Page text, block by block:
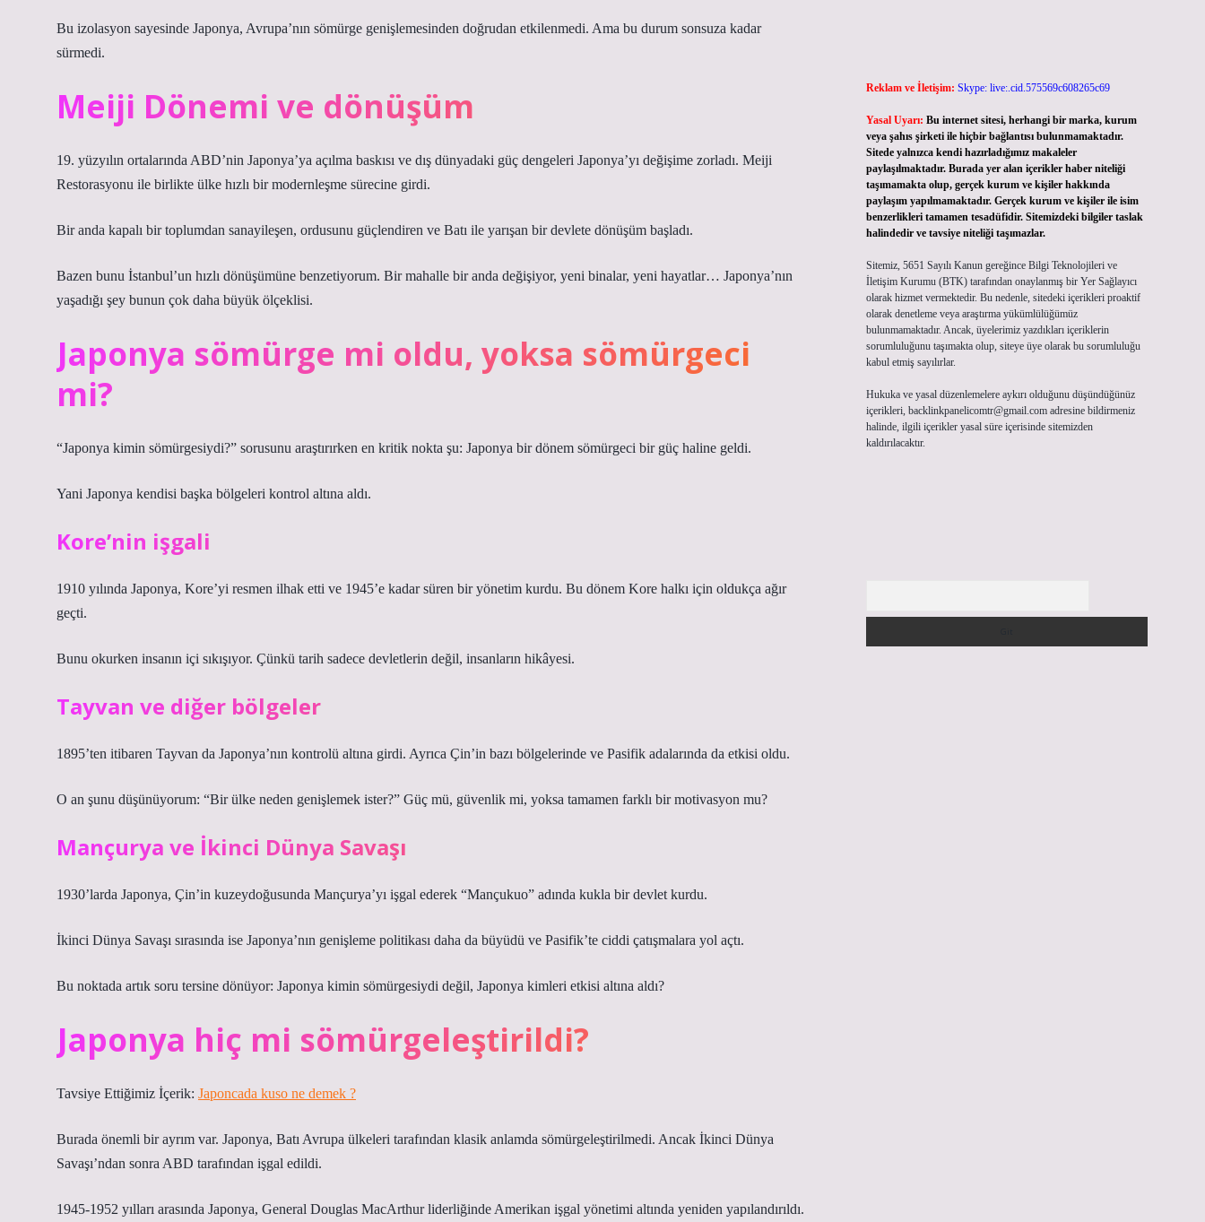
Bu izolasyon sayesinde Japonya, Avrupa’nın sömürge genişlemesinden doğrudan etkilenmedi. Ama bu durum sonsuza kadar
sürmedi.
Meiji Dönemi ve dönüşüm
19. yüzyılın ortalarında ABD’nin Japonya’ya açılma baskısı ve dış dünyadaki güç dengeleri Japonya’yı değişime zorladı. Meiji
Restorasyonu ile birlikte ülke hızlı bir modernleşme sürecine girdi.
Bir anda kapalı bir toplumdan sanayileşen, ordusunu güçlendiren ve Batı ile yarışan bir devlete dönüşüm başladı.
Bazen bunu İstanbul’un hızlı dönüşümüne benzetiyorum. Bir mahalle bir anda değişiyor, yeni binalar, yeni hayatlar… Japonya’nın
yaşadığı şey bunun çok daha büyük ölçeklisi.
Japonya sömürge mi oldu, yoksa sömürgeci
mi?
“Japonya kimin sömürgesiydi?” sorusunu araştırırken en kritik nokta şu: Japonya bir dönem sömürgeci bir güç haline geldi.
Yani Japonya kendisi başka bölgeleri kontrol altına aldı.
Kore’nin işgali
1910 yılında Japonya, Kore’yi resmen ilhak etti ve 1945’e kadar süren bir yönetim kurdu. Bu dönem Kore halkı için oldukça ağır
geçti.
Bunu okurken insanın içi sıkışıyor. Çünkü tarih sadece devletlerin değil, insanların hikâyesi.
Tayvan ve diğer bölgeler
1895’ten itibaren Tayvan da Japonya’nın kontrolü altına girdi. Ayrıca Çin’in bazı bölgelerinde ve Pasifik adalarında da etkisi oldu.
O an şunu düşünüyorum: “Bir ülke neden genişlemek ister?” Güç mü, güvenlik mi, yoksa tamamen farklı bir motivasyon mu?
Mançurya ve İkinci Dünya Savaşı
1930’larda Japonya, Çin’in kuzeydoğusunda Mançurya’yı işgal ederek “Mançukuo” adında kukla bir devlet kurdu.
İkinci Dünya Savaşı sırasında ise Japonya’nın genişleme politikası daha da büyüdü ve Pasifik’te ciddi çatışmalara yol açtı.
Bu noktada artık soru tersine dönüyor: Japonya kimin sömürgesiydi değil, Japonya kimleri etkisi altına aldı?
Japonya hiç mi sömürgeleştirildi?
Tavsiye Ettiğimiz İçerik: Japoncada kuso ne demek ?
Burada önemli bir ayrım var. Japonya, Batı Avrupa ülkeleri tarafından klasik anlamda sömürgeleştirilmedi. Ancak İkinci Dünya
Savaşı’ndan sonra ABD tarafından işgal edildi.
1945-1952 yılları arasında Japonya, General Douglas MacArthur liderliğinde Amerikan işgal yönetimi altında yeniden yapılandırıldı.
Reklam ve İletişim: Skype: live:.cid.575569c608265c69
Yasal Uyarı: Bu internet sitesi, herhangi bir marka, kurum
veya şahıs şirketi ile hiçbir bağlantısı bulunmamaktadır.
Sitede yalnızca kendi hazırladığımız makaleler
paylaşılmaktadır. Burada yer alan içerikler haber niteliği
taşımamakta olup, gerçek kurum ve kişiler hakkında
paylaşım yapılmamaktadır. Gerçek kurum ve kişiler ile isim
benzerlikleri tamamen tesadüfidir. Sitemizdeki bilgiler taslak
halindedir ve tavsiye niteliği taşımazlar.
Sitemiz, 5651 Sayılı Kanun gereğince Bilgi Teknolojileri ve
İletişim Kurumu (BTK) tarafından onaylanmış bir Yer Sağlayıcı
olarak hizmet vermektedir. Bu nedenle, sitedeki içerikleri proaktif
olarak denetleme veya araştırma yükümlülüğümüz
bulunmamaktadır. Ancak, üyelerimiz yazdıkları içeriklerin
sorumluluğunu taşımakta olup, siteye üye olarak bu sorumluluğu
kabul etmiş sayılırlar.
Hukuka ve yasal düzenlemelere aykırı olduğunu düşündüğünüz
içerikleri, backlinkpanelicomtr@gmail.comadresine bildirmeniz
halinde, ilgili içerikler yasal süre içerisinde sitemizden
kaldırılacaktır.